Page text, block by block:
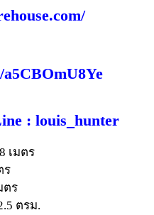
: louis_hunter
เมตร
ร
ตร
ตรม.